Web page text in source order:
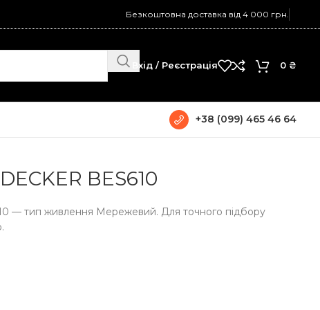
Безкоштовна доставка від 4 000 грн.
Вхід / Реєстрація 0 ₴
+38 (099) 465 46 64
BES610
— тип живлення Мережевий. Для точного підбору